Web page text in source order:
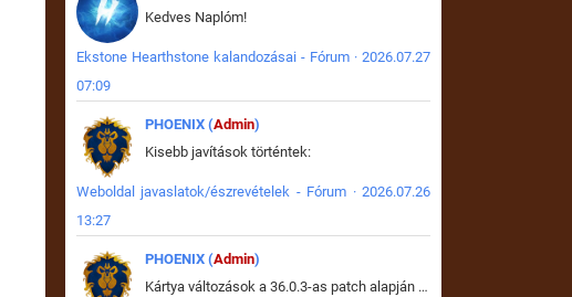
Kedves Naplóm!
Ekstone Hearthstone kalandozásai - Fórum · 2026.07.27
07:09
PHOENIX (Admin)
Kisebb javítások történtek:
Weboldal javaslatok/észrevételek - Fórum · 2026.07.26
13:27
PHOENIX (Admin)
Kártya változások a 36.0.3-as patch alapján frissítve az adatbázisban (képek is cserélve).